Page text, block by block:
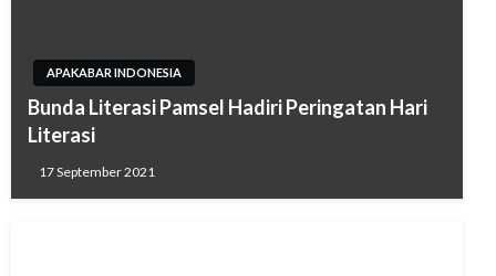
APAKABAR INDONESIA
Bunda Literasi Pamsel Hadiri Peringatan Hari
Literasi
17 September 2021